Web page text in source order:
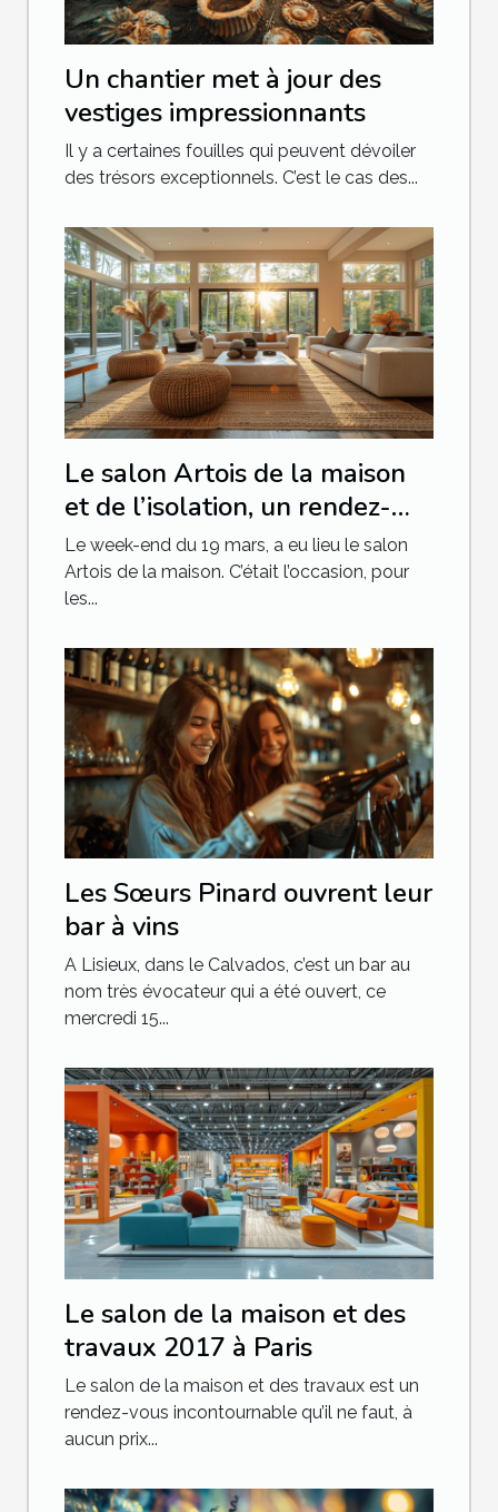
Un chantier met à jour des
vestiges impressionnants
Il y a certaines fouilles qui peuvent dévoiler
des trésors exceptionnels. C’est le cas des...
Le salon Artois de la maison
et de l’isolation, un rendez-
vous qu’il ne fallait pas
manquer
Le week-end du 19 mars, a eu lieu le salon
Artois de la maison. C’était l’occasion, pour
les...
Les Sœurs Pinard ouvrent leur
bar à vins
A Lisieux, dans le Calvados, c’est un bar au
nom très évocateur qui a été ouvert, ce
mercredi 15...
Le salon de la maison et des
travaux 2017 à Paris
Le salon de la maison et des travaux est un
rendez-vous incontournable qu’il ne faut, à
aucun prix...